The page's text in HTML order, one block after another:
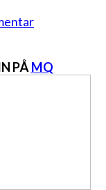
NU
PÅ MQ